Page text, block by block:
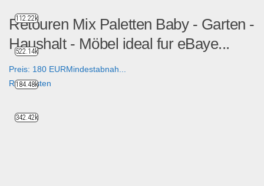
Retouren Mix Paletten Baby - Garten -
Haushalt - Möbel ideal fur eBaye...
Preis: 180 EURMindestabnah...
Restposten
112.22k
522.14k
184.48k
342.42k